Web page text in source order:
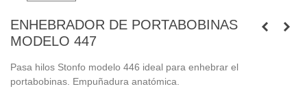
ENHEBRADOR DE PORTABOBINAS
MODELO 447
Pasa hilos Stonfo modelo 446 ideal para enhebrar el
portabobinas. Empuñadura anatómica.